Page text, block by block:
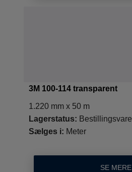
3M 100-114 transparent
1.220 mm x 50 m
Lagerstatus: Bestillingsvare
Sælges i: Meter
SE MERE